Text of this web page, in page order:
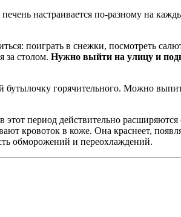
настраивается по-разному на
поиграть в снежки, посмотреть
за столом. Нужно выйти на улицу и
бутылочку горячительного. Можно
период действительно
кровоток в коже. Она краснеет,
обморожений и переохлаждений.